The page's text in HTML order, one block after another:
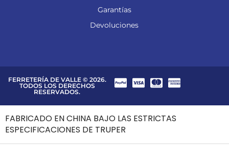
Garantías
Devoluciones
FERRETERÍA DE VALLE © 2026.
TODOS LOS DERECHOS
RESERVADOS.
FABRICADO EN CHINA BAJO LAS ESTRICTAS
ESPECIFICACIONES DE TRUPER